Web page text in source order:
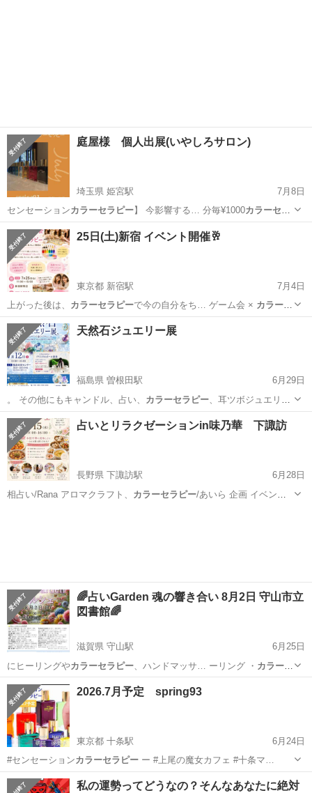
庭屋様 個人出展(いやしろサロン)
埼玉県 姫宮駅
7月8日
センセーションカラーセラピー】 今影響する… 分毎¥1000カラーセラ
ピー20分〜 短く… センセーションカラーセラピー#氣功
埼玉 白岡市 姫宮駅 その他 神様
25日(土)新宿 イベント開催🥂
東京都 新宿駅
7月4日
上がった後は、 カラーセラピーで今の自分をち… ゲーム会 × カラーセ
ラピー💰 参加費：…
東京 新宿区 新宿駅 ワークショップ
天然石ジュエリー展
福島県 曽根田駅
6月29日
。 その他にもキャンドル、占い、 カラーセラピー、耳ツボジュエリ
ー、メイクアドバイ…
福島 福島市 曽根田駅 展示会 天然石
占いとリラクゼーションin味乃華 下諏訪
長野県 下諏訪駅
6月28日
相占い/Rana アロマクラフト、 カラーセラピー/あいら 企画 イベント
🌈占いGarden 魂の響き合い 8月2日 守山市立
図書館🌈
滋賀県 守山駅
6月25日
にヒーリングやカラーセラピー、ハンドマッサ… ーリング ・ カラーセ
ラピー・ハンドマ…
滋賀 守山市 守山駅 その他
2026.7月予定 spring93
東京都 十条駅
6月24日
#センセーションカラーセラピーー #上尾の魔女カフェ #十条マ…
東京 北区 十条駅 その他
私の運勢ってどうなの？そんなあなたに絶対